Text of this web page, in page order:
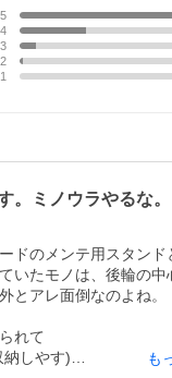
5
4
3
2
1
。ミノウラやるな。
ドのメンテ用スタンド
いたモノは、後輪の中
とアレ面倒なのよね。
れて
納しやす)
も